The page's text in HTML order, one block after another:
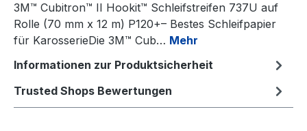
3M™ Cubitron™ II Hookit™ Schleifstreifen 737U auf
Rolle (70 mm x 12 m) P120+– Bestes Schleifpapier
für KarosserieDie 3M™ Cub… Mehr
Informationen zur Produktsicherheit
Trusted Shops Bewertungen